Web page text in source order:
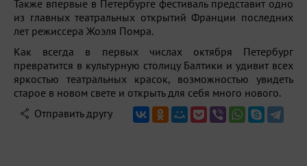
Также впервые в Петербурге фестиваль представит одно
из главных театральных открытий Франции последних
лет режиссера Жоэля Помра.
Как всегда в первых числах октября Петербург
превратится в культурную столицу Балтики и удивит всех
яркостью театральных красок, возможностью увидеть
старое в новом свете и открыть для себя много нового.
Отправить другу